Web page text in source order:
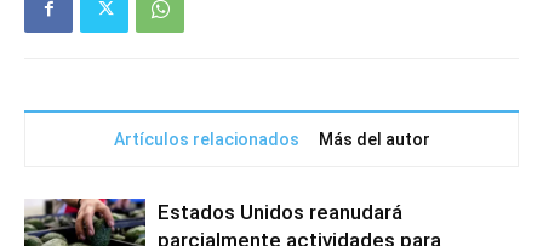
Artículos relacionados Más del autor
Estados Unidos reanudará
parcialmente actividades para